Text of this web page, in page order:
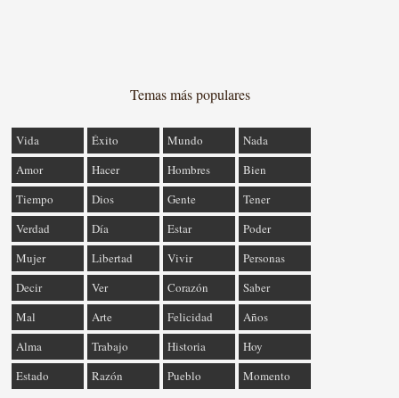
Temas más populares
Vida Éxito Mundo
Nada
Amor
Hacer Hombres
Bien
Tiempo
Dios Gente
Tener
Verdad
Día Estar
Poder
Mujer
Libertad Vivir
Personas
Decir
Ver Corazón
Saber
Mal
Arte Felicidad
Años
Alma
Trabajo Historia
Hoy
Estado
Razón Pueblo Momento